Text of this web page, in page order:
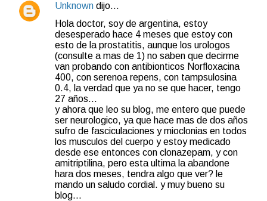
C
Unknown dijo…
Hola doctor, soy de argentina, estoy
desesperado hace 4 meses que estoy con
esto de la prostatitis, aunque los urologos
(consulte a mas de 1) no saben que decirme
van probando con antibionticos Norfloxacina
400, con serenoa repens, con tampsulosina
0.4, la verdad que ya no se que hacer, tengo
27 años...
y ahora que leo su blog, me entero que puede
ser neurologico, ya que hace mas de dos años
sufro de fasciculaciones y mioclonias en todos
los musculos del cuerpo y estoy medicado
desde ese entonces con clonazepam, y con
amitriptilina, pero esta ultima la abandone
hara dos meses, tendra algo que ver? le
mando un saludo cordial. y muy bueno su
blog...